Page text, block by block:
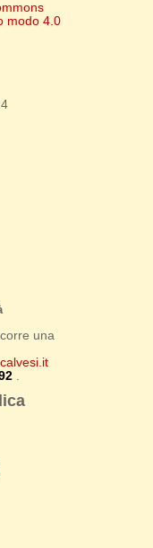
modo 4.0
una